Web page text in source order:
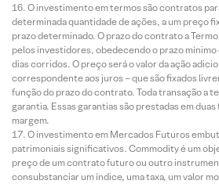
O investimento em termos são contratos
determinada quantidade de ações, a um preço
prazo determinado. O prazo do contrato a
pelos investidores, obedecendo o prazo mínimo
dias corridos. O preço será o valor da ação
correspondente aos juros – que são fixados
função do prazo do contrato. Toda transação a
garantia. Essas garantias são prestadas em
margem.
O investimento em Mercados Futuros
patrimoniais significativos. Commodity é um
preço de um contrato futuro ou outro
consubstanciar um índice, uma taxa, um valor